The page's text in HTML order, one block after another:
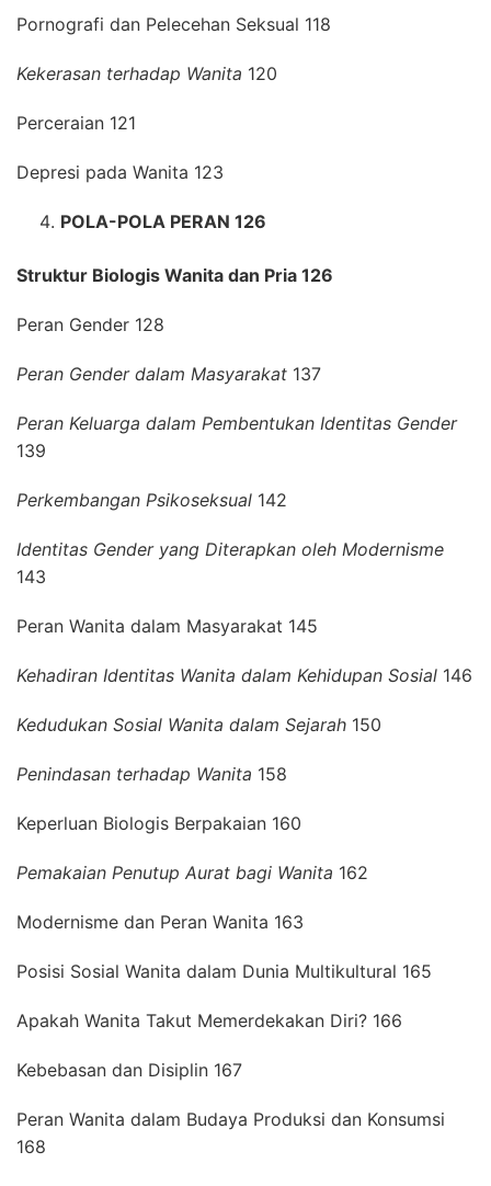
Pornografi dan Pelecehan Seksual 118
Kekerasan terhadap Wanita 120
Perceraian 121
Depresi pada Wanita 123
POLA-POLA PERAN 126
Struktur Biologis Wanita dan Pria 126
Peran Gender 128
Peran Gender dalam Masyarakat 137
Peran Keluarga dalam Pembentukan Identitas Gender
139
Perkembangan Psikoseksual 142
Identitas Gender yang Diterapkan oleh Modernisme
143
Peran Wanita dalam Masyarakat 145
Kehadiran Identitas Wanita dalam Kehidupan Sosial 146
Kedudukan Sosial Wanita dalam Sejarah 150
Penindasan terhadap Wanita 158
Keperluan Biologis Berpakaian 160
Pemakaian Penutup Aurat bagi Wanita 162
Modernisme dan Peran Wanita 163
Posisi Sosial Wanita dalam Dunia Multikultural 165
Apakah Wanita Takut Memerdekakan Diri? 166
Kebebasan dan Disiplin 167
Peran Wanita dalam Budaya Produksi dan Konsumsi
168